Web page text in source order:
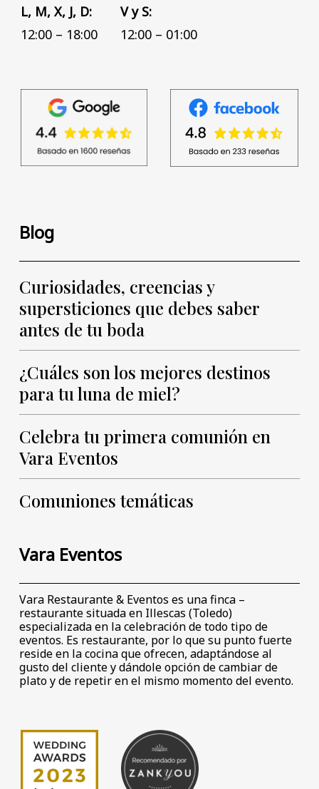
L, M, X, J, D:
12:00 – 18:00
V y S:
12:00 – 01:00
Blog
Curiosidades, creencias y
supersticiones que debes saber
antes de tu boda
¿Cuáles son los mejores destinos
para tu luna de miel?
Celebra tu primera comunión en
Vara Eventos
Comuniones temáticas
Vara Eventos
Vara Restaurante & Eventos es una finca –
restaurante situada en Illescas (Toledo)
especializada en la celebración de todo tipo de
eventos. Es restaurante, por lo que su punto fuerte
reside en la cocina que ofrecen, adaptándose al
gusto del cliente y dándole opción de cambiar de
plato y de repetir en el mismo momento del evento.